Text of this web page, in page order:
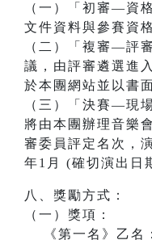
（一）「初審—資
文件資料與參賽資格
（二）「複審—評
議，由評審遴選進
於本團網站並以書
（三）「決賽—現
將由本團辦理音樂
審委員評定名次，
年1月 (確切演出日
八、獎勵方式：
（一）獎項：
《第一名》乙名